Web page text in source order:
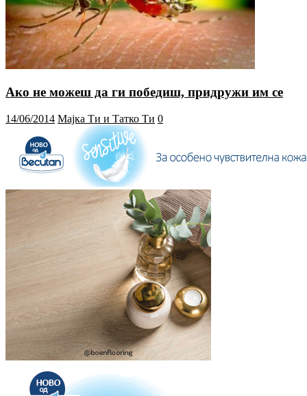
Ако не можеш да ги победиш, придружи им се
14/06/2014 Мајка Ти и Татко Ти 0